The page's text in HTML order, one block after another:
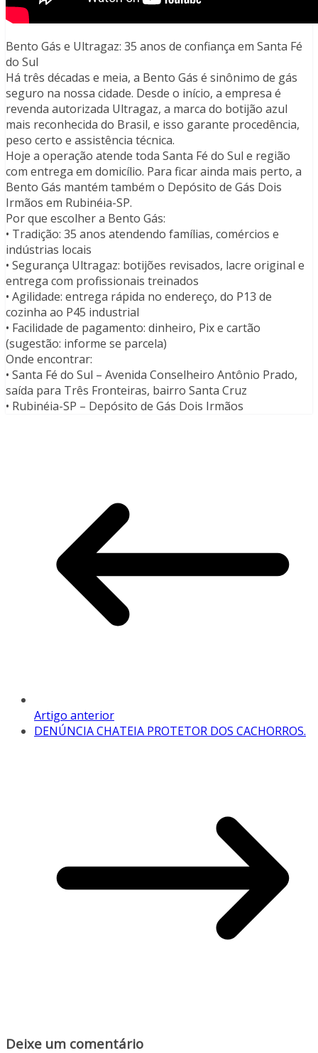
Bento Gás e Ultragaz: 35 anos de confiança em Santa Fé
do Sul
Há três décadas e meia, a Bento Gás é sinônimo de gás
seguro na nossa cidade. Desde o início, a empresa é
revenda autorizada Ultragaz, a marca do botijão azul
mais reconhecida do Brasil, e isso garante procedência,
peso certo e assistência técnica.
Hoje a operação atende toda Santa Fé do Sul e região
com entrega em domicílio. Para ficar ainda mais perto, a
Bento Gás mantém também o Depósito de Gás Dois
Irmãos em Rubinéia-SP.
Por que escolher a Bento Gás:
• Tradição: 35 anos atendendo famílias, comércios e
indústrias locais
• Segurança Ultragaz: botijões revisados, lacre original e
entrega com profissionais treinados
• Agilidade: entrega rápida no endereço, do P13 de
cozinha ao P45 industrial
• Facilidade de pagamento: dinheiro, Pix e cartão
(sugestão: informe se parcela)
Onde encontrar:
• Santa Fé do Sul – Avenida Conselheiro Antônio Prado,
saída para Três Fronteiras, bairro Santa Cruz
• Rubinéia-SP – Depósito de Gás Dois Irmãos
Artigo anterior
DENÚNCIA CHATEIA PROTETOR DOS CACHORROS.
Deixe um comentário